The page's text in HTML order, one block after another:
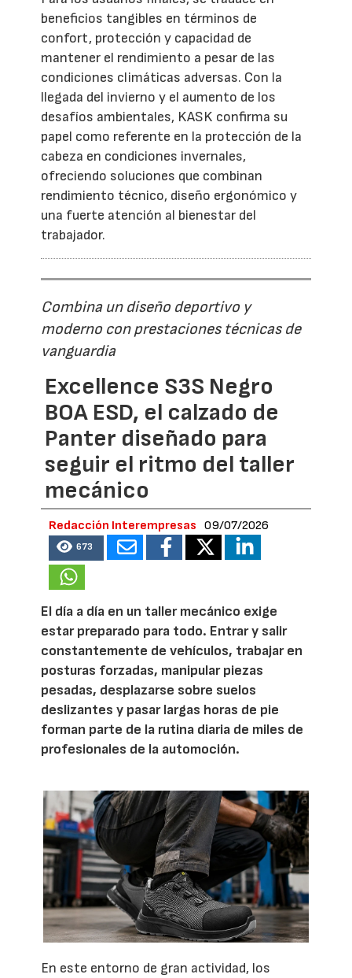
beneficios tangibles en términos de
confort, protección y capacidad de
mantener el rendimiento a pesar de las
condiciones climáticas adversas. Con la
llegada del invierno y el aumento de los
desafíos ambientales, KASK confirma su
papel como referente en la protección de la
cabeza en condiciones invernales,
ofreciendo soluciones que combinan
rendimiento técnico, diseño ergonómico y
una fuerte atención al bienestar del
trabajador.
Combina un diseño deportivo y
moderno con prestaciones técnicas de
vanguardia
Excellence S3S Negro
BOA ESD, el calzado de
Panter diseñado para
seguir el ritmo del taller
mecánico
Redacción Interempresas 09/07/2026
673
El día a día en un taller mecánico exige
estar preparado para todo. Entrar y salir
constantemente de vehículos, trabajar en
posturas forzadas, manipular piezas
pesadas, desplazarse sobre suelos
deslizantes y pasar largas horas de pie
forman parte de la rutina diaria de miles de
profesionales de la automoción.
En este entorno de gran actividad, los